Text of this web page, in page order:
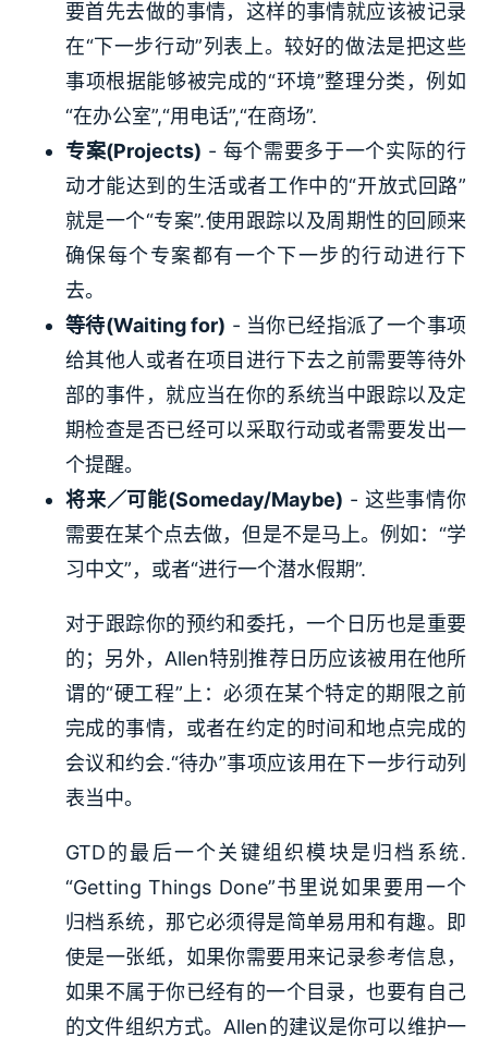
要首先去做的事情，这样的事情就应该被记录
在“下一步行动”列表上。较好的做法是把这些
事项根据能够被完成的“环境”整理分类，例如
“在办公室”,“用电话”,“在商场”.
专案(Projects) - 每个需要多于一个实际的行
动才能达到的生活或者工作中的“开放式回路”
就是一个“专案”.使用跟踪以及周期性的回顾来
确保每个专案都有一个下一步的行动进行下
去。
等待(Waiting for) - 当你已经指派了一个事项
给其他人或者在项目进行下去之前需要等待外
部的事件，就应当在你的系统当中跟踪以及定
期检查是否已经可以采取行动或者需要发出一
个提醒。
将来／可能(Someday/Maybe) - 这些事情你
需要在某个点去做，但是不是马上。例如：“学
习中文”，或者“进行一个潜水假期”.
对于跟踪你的预约和委托，一个日历也是重要
的；另外，Allen特别推荐日历应该被用在他所
谓的“硬工程”上：必须在某个特定的期限之前
完成的事情，或者在约定的时间和地点完成的
会议和约会.“待办”事项应该用在下一步行动列
表当中。
GTD的最后一个关键组织模块是归档系统.
“Getting Things Done”书里说如果要用一个
归档系统，那它必须得是简单易用和有趣。即
使是一张纸，如果你需要用来记录参考信息，
如果不属于你已经有的一个目录，也要有自己
的文件组织方式。Allen的建议是你可以维护一